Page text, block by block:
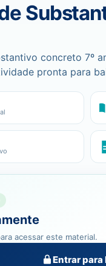
concreto 7º
pronta para
acessar este material.
Entrar para